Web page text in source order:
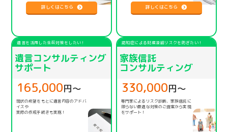
詳しくはこちら 詳しくはこちら
遺言を活用した生前対策をしたい！
遺言コンサルティング
サポート
165,000円〜
現状の希望をもとに遺言内容のアドバ
イスや
実際の作成手続きも実施！
認知症による財産凍結リスクを防ぎたい！
家族信託
コンサルティング
330,000円〜
専門家によるリスク診断、家族信託に
限らない最適な対策のご提案から実現
をサポート！